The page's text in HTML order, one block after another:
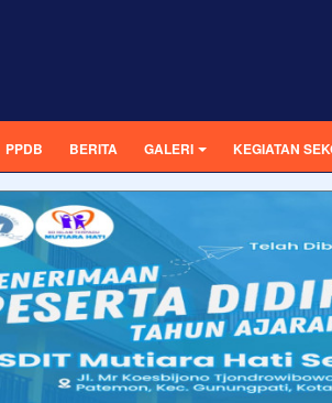
PPDB BERITA GALERI KEGIATAN